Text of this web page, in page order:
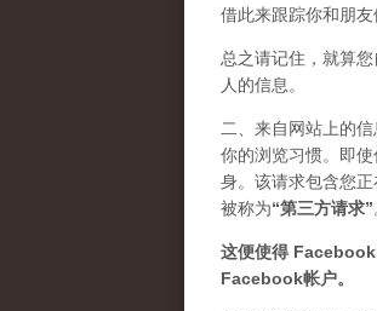
借此来跟踪你和朋友
总之请记住，就算
人的信息。
二、来自网站上的
你的浏览习惯。即
身。该请求包含您
被称为“第三方请求”
这便使得
Facebook帐户。